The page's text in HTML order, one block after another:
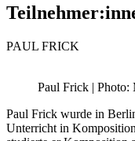
PAUL FRICK
Paul Frick | Photo:
Paul Frick wurde in
Unterricht in